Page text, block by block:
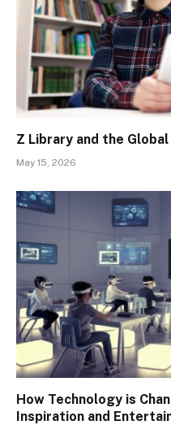
Z Library and the
May 15, 2026
How Technology is
Inspiration and